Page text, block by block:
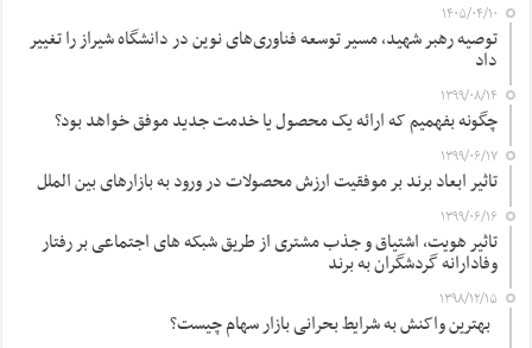
۱۴۰۵/۰۴/۱۰
توصیه رهبر شهید، مسیر توسعه فناوری‌های نوین در دانشگاه شیراز را تغییر
داد
۱۳۹۹/۰۸/۱۴
چگونه بفهمیم که ارائه یک محصول یا خدمت جدید موفق خواهد بود؟
۱۳۹۹/۰۶/۱۷
تاثیر ابعاد برند بر موفقیت ارزش محصولات در ورود به بازارهای بین الملل
۱۳۹۹/۰۶/۱۶
تاثیر هویت، اشتیاق و جذب مشتری از طریق شبکه های اجتماعی بر رفتار
وفادارانه گردشگران به برند
۱۳۹۸/۱۲/۱۵
بهترین واکنش به شرایط بحرانی بازار سهام چیست؟